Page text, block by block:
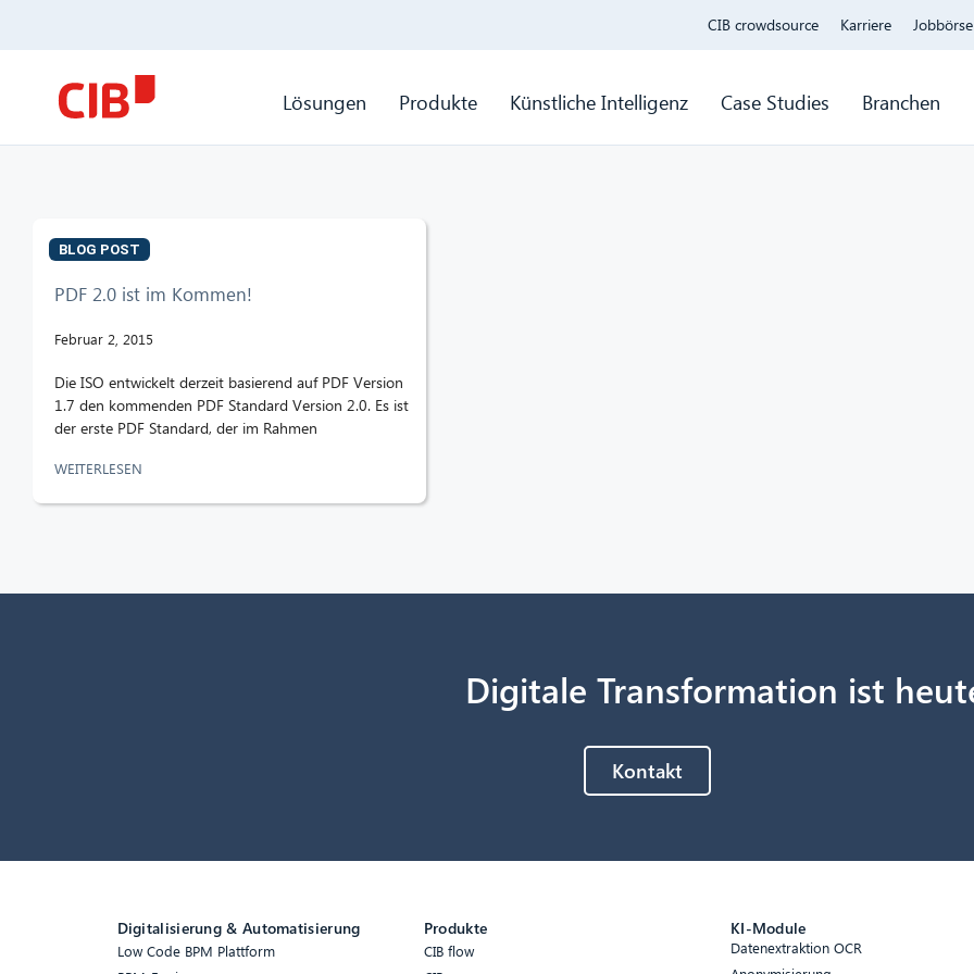
CIB crowdsource Karriere Jobbörse
Lösungen Produkte Künstliche Intelligenz Case Studies Branchen
BLOG POST
PDF 2.0 ist im Kommen!
Februar 2, 2015
Die ISO entwickelt derzeit basierend auf PDF Version
1.7 den kommenden PDF Standard Version 2.0. Es ist
der erste PDF Standard, der im Rahmen
WEITERLESEN
Digitale Transformation ist
Kontakt
Digitalisierung & Automatisierung
Low Code BPM Plattform
Produkte
CIB flow
KI-Module
Datenextraktion OCR